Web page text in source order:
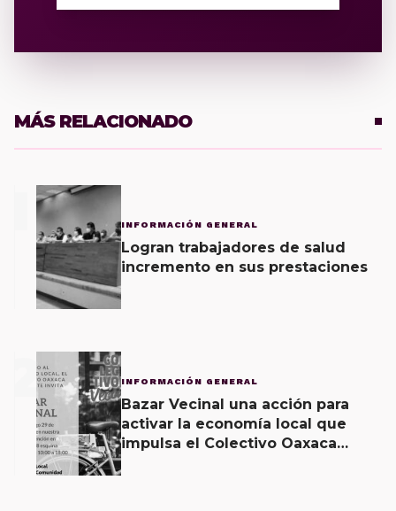
MÁS RELACIONADO
INFORMACIÓN GENERAL
Logran trabajadores de salud
incremento en sus prestaciones
2 INFORMACIÓN GENERAL
Bazar Vecinal una acción para
activar la economía local que
impulsa el Colectivo Oaxaca